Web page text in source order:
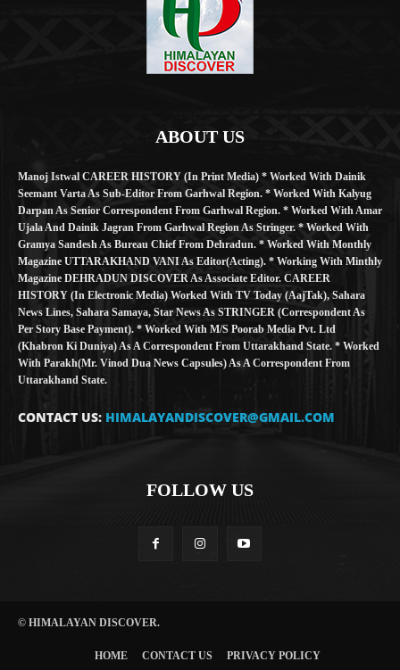
ABOUT US
Manoj Istwal CAREER HISTORY (in Print Media) * Worked With Dainik
Seemant Varta As Sub-Editor From Garhwal Region. * Worked With Kalyug
Darpan As Senior Correspondent From Garhwal Region. * Worked With Amar
Ujala And Dainik Jagran From Garhwal Region As Stringer. * Worked With
Gramya Sandesh As Bureau Chief From Dehradun. * Worked With Monthly
Magazine UTTARAKHAND VANI As Editor(Acting). * Working With Minthly
Magazine DEHRADUN DISCOVER As Associate Editor. CAREER
HISTORY (in Electronic Media) Worked With TV Today (AajTak), Sahara
News Lines, Sahara Samaya, Star News As STRINGER (Correspondent As
Per Story Base Payment). * Worked With M/S Poorab Media Pvt. Ltd
(Khabron Ki Duniya) As A Correspondent From Uttarakhand State. * Worked
With Parakh(Mr. Vinod Dua News Capsules) As A Correspondent From
Uttarakhand State.
CONTACT US: HIMALAYANDISCOVER@GMAIL.COM
FOLLOW US
© HIMALAYAN DISCOVER.
HOME CONTACT US PRIVACY POLICY